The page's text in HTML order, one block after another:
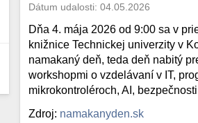
Dátum udalosti:04.05.2026
Dňa 4. mája 2026 od 9:00 sa v
knižnice Technickej univerzity v
namakaný deň, teda deň nabitý
workshopmi o vzdelávaní v IT,
mikrokontroléroch, AI,
Zdroj: namakanyden.sk